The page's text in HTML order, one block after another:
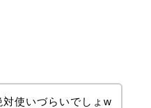
使いづらいでしょw